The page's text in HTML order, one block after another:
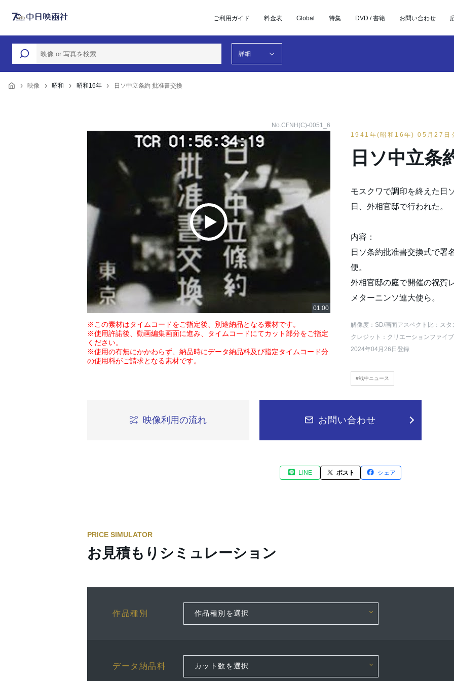
ご利用ガイド 料金表 Global 特集 DVD / 書籍 お問い合わせ
詳細
映像 昭和 昭和16年 日ソ中立条約 批准書交換
No.CFNH(C)-0051_6
※この素材はタイムコードをご指定後、別途納品となる素材です。
※使用許諾後、動画編集画面に進み、タイムコードにてカット部分をご指定
ください。
※使用の有無にかかわらず、納品時にデータ納品料及び指定タイムコード分
の使用料がご請求となる素材です。
1941年(昭和16年) 05月27日
日ソ中立条
モスクワで調印を終えた日
日、外相官邸で行われた。
内容：
日ソ条約批准書交換式で署
便。
外相官邸の庭で開催の祝賀
メターニンソ連大使ら。
解像度：SD/画面アスペクト比：スタ
クレジット：クリエーションファイ
2024年04月26日登録
#戦中ニュース
映像利用の流れ お問い合わせ
LINE ポスト シェア
PRICE SIMULATOR
お見積もりシミュレーション
作品種別
データ納品料